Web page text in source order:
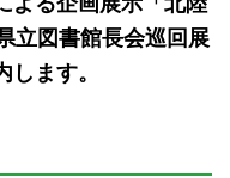
立図書館長会巡回展
ます。